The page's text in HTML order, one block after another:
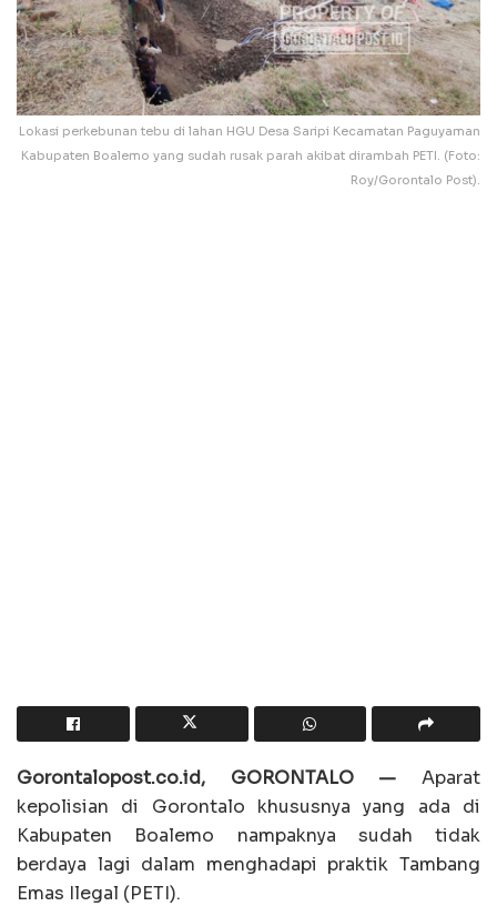
Lokasi perkebunan tebu di lahan HGU Desa Saripi Kecamatan Paguyaman
Kabupaten Boalemo yang sudah rusak parah akibat dirambah PETI. (Foto:
Roy/Gorontalo Post).
Gorontalopost.co.id, GORONTALO — Aparat
kepolisian di Gorontalo khususnya yang ada di
Kabupaten Boalemo nampaknya sudah tidak
berdaya lagi dalam menghadapi praktik Tambang
Emas Ilegal (PETI).